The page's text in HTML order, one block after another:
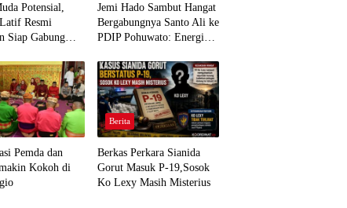
Potensial,
Resmi
Siap Gabung
Aspirasi Bumi
Jemi Hado Sambut Hangat
Bergabungnya Santo Ali ke
PDIP Pohuwato: Energi
Rakyat
Pemda dan
Kokoh di
Berita
Berkas Perkara Sianida
Gorut Masuk P-19,Sosok
Ko Lexy Masih Misterius